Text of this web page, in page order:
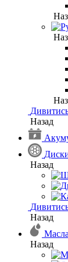
Назад
Назад
Назад
Масла
Назад